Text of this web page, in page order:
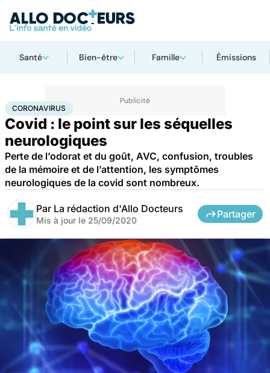
Santé Bien-être Famille Émissions
AccueilSantéMaladies Coronavirus
CORONAVIRUS
Covid : le point sur les séquelles
neurologiques
Perte de l’odorat et du goût, AVC, confusion, troubles
de la mémoire et de l’attention, les symptômes
neurologiques de la covid sont nombreux.
Par La rédaction d'Allo Docteurs
Mis à jour le 25/09/2020
Partager